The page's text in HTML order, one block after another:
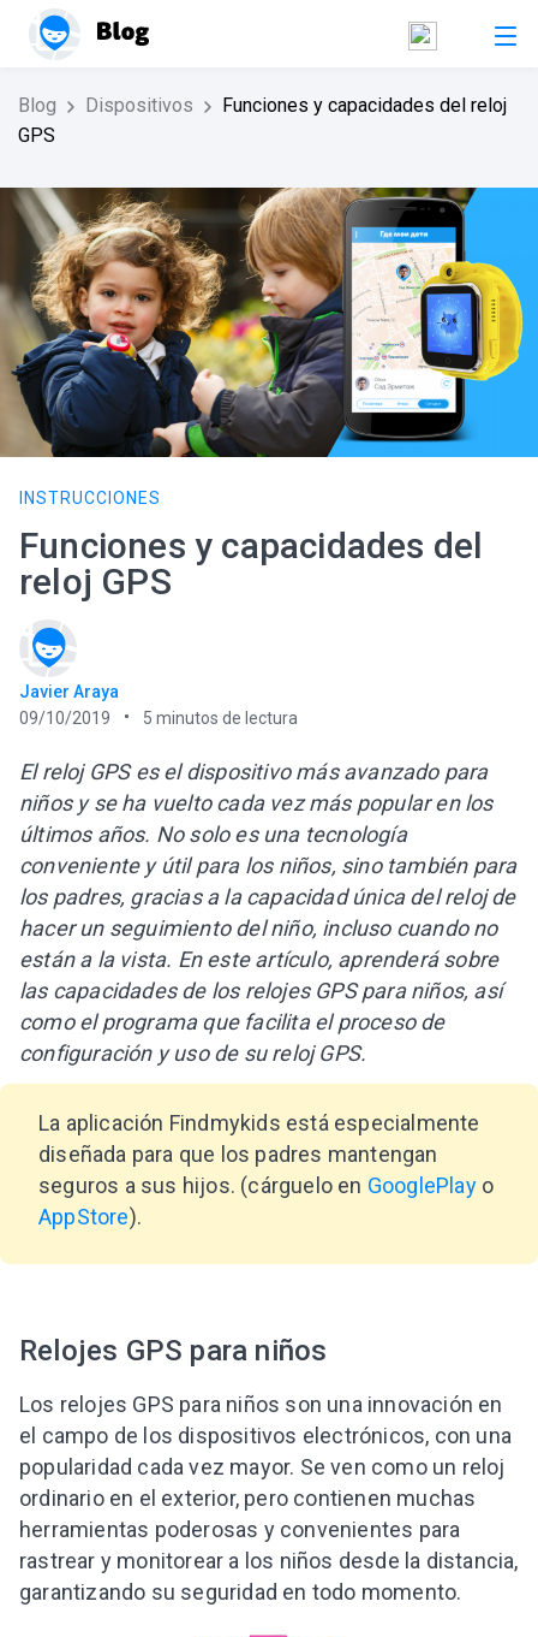
Blog Dispositivos
Funciones y capacidades del reloj
GPS
INSTRUCCIONES
Funciones y capacidades del
reloj GPS
Javier Araya
09/10/2019
5 minutos de lectura
El reloj GPS es el dispositivo más avanzado para
niños y se ha vuelto cada vez más popular en los
últimos años. No solo es una tecnología
conveniente y útil para los niños, sino también para
los padres, gracias a la capacidad única del reloj de
hacer un seguimiento del niño, incluso cuando no
están a la vista. En este artículo, aprenderá sobre
las capacidades de los relojes GPS para niños, así
como el programa que facilita el proceso de
configuración y uso de su reloj GPS.
La aplicación Findmykids está especialmente
diseñada para que los padres mantengan
seguros a sus hijos. (cárguelo en GooglePlayo
AppStore).
Relojes GPS para niños
Los relojes GPS para niños son una innovación en
el campo de los dispositivos electrónicos, con una
popularidad cada vez mayor. Se ven como un reloj
ordinario en el exterior, pero contienen muchas
herramientas poderosas y convenientes para
rastrear y monitorear a los niños desde la distancia,
garantizando su seguridad en todo momento.